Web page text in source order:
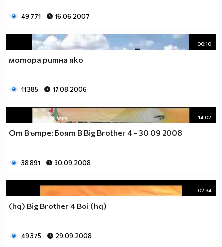
49 771 16.06.2007
00:10
мотора ритна яко
11 385 17.08.2006
14:02
От Вътре: Боят В Big Brother 4 - 30 09 2008
38 891 30.09.2008
02:34
(hq) Big Brother 4 Boi (hq)
49 375 29.09.2008